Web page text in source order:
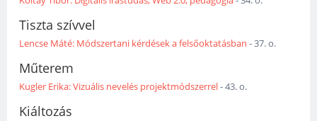
Tiszta szívvel
Lencse Máté: Módszertani kérdések a felsőoktatásban - 37. o.
Műterem
Kugler Erika: Vizuális nevelés projektmódszerrel- 43. o.
Kiáltozás